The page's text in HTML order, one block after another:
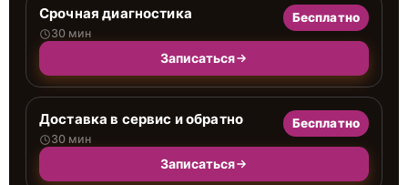
Срочная диагностика
30 мин
Бесплатно
Записаться
Доставка в сервис и обратно
30 мин
Бесплатно
Записаться